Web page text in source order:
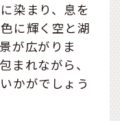
染まり、息を
に輝く空と湖
が広がりま
まれながら、
かがでしょう